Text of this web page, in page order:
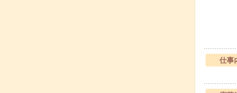
仕事